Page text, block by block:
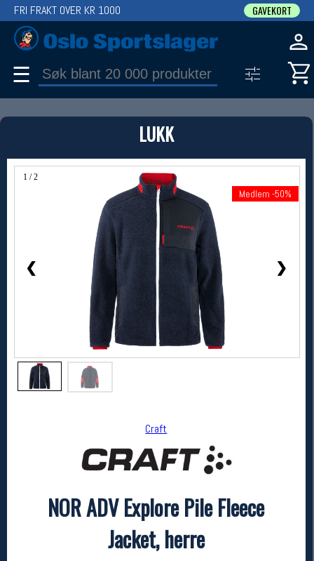
LUKK
1 / 2
❮ ❯
Medlem -50%
Craft
NOR ADV Explore Pile Fleece
Jacket, herre
FRI FRAKT OVER KR 1000 GAVEKORT
☰
PRODUKT
Produkter (1)
Bruk filter til å spisse søket
Craft
NOR ADV Explore Pile Fleece Jacket, herre
1299,- MEDLEM: 649,-